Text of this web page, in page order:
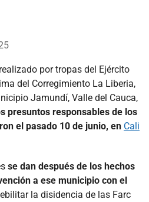
por tropas del Ejército
del Corregimiento La Liberia,
Jamundí, Valle del Cauca,
presuntos responsables de los
el pasado 10 de junio, en Cali
se dan después de los hechos
a ese municipio con el
la disidencia de las Farc